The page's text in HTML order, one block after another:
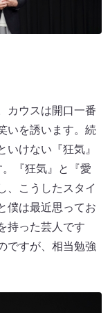
カウスは開口一番
いを誘います。続
けない『狂気』
『狂気』と『愛
、こうしたスタイ
僕は最近思ってお
持った芸人です
ですが、相当勉強